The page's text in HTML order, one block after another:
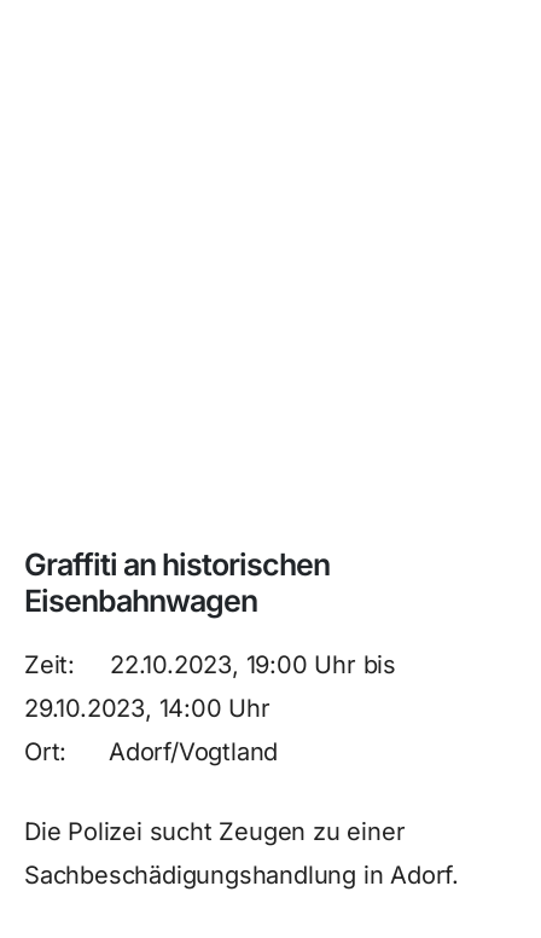
Graffiti an historischen
Eisenbahnwagen
Zeit: 22.10.2023, 19:00 Uhr bis
29.10.2023, 14:00 Uhr
Ort: Adorf/Vogtland
Die Polizei sucht Zeugen zu einer
Sachbeschädigungshandlung in Adorf.